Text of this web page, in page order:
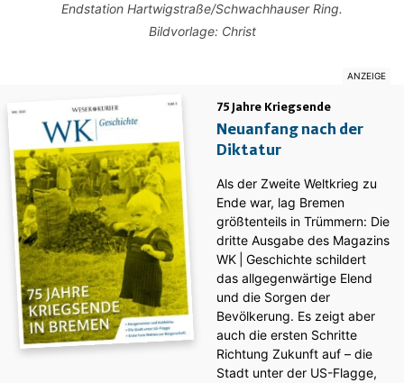
Endstation Hartwigstraße/Schwachhauser Ring.
Bildvorlage: Christ
75 Jahre Kriegsende
Neuanfang nach der
Diktatur
Als der Zweite Weltkrieg zu
Ende war, lag Bremen
größtenteils in Trümmern: Die
dritte Ausgabe des ­Magazins
WK | Geschichte schildert
das allgegenwärtige Elend
und die Sorgen der
Bevölkerung. Es zeigt aber
auch die ersten Schritte
Richtung Zukunft auf – die
Stadt unter der US-Flagge,